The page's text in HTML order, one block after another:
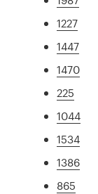
1227
1447
1470
225
1044
1534
1386
865